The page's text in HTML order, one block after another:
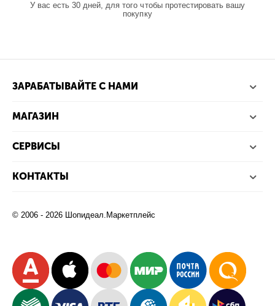
У вас есть 30 дней, для того чтобы протестировать вашу
покупку
ЗАРАБАТЫВАЙТЕ С НАМИ
МАГАЗИН
СЕРВИСЫ
КОНТАКТЫ
© 2006 - 2026 Шопидеал.Маркетплейс